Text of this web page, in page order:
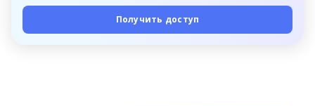
Получить доступ